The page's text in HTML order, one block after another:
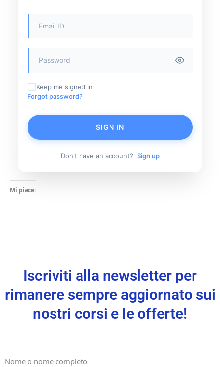
Keep me signed in
Forgot password?
SIGN IN
Don't have an account? Sign up
Mi piace:
Iscriviti alla newsletter per
rimanere sempre aggiornato sui
nostri corsi e le offerte!
Nome o nome completo